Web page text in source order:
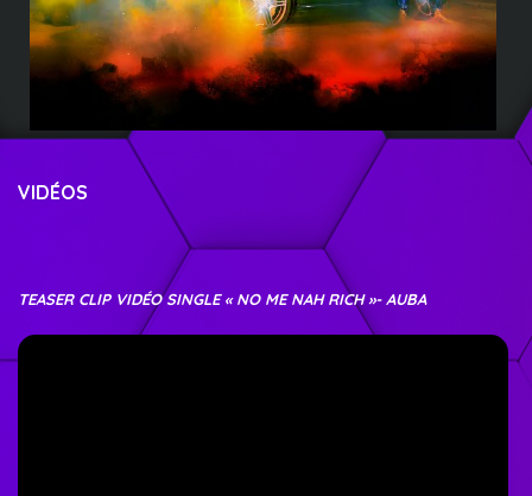
VIDÉOS
TEASER CLIP VIDÉO SINGLE « NO ME NAH RICH »- AUBA